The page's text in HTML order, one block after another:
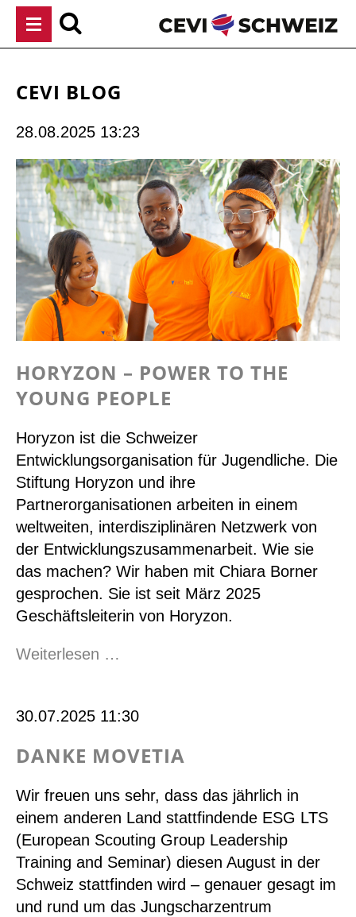
überspringen
CEVI BLOG
28.08.2025 13:23
HORYZON – POWER TO THE
YOUNG PEOPLE
Horyzon ist die Schweizer
Entwicklungsorganisation für Jugendliche. Die
Stiftung Horyzon und ihre
Partnerorganisationen arbeiten in einem
weltweiten, interdisziplinären Netzwerk von
der Entwicklungszusammenarbeit. Wie sie
das machen? Wir haben mit Chiara Borner
gesprochen. Sie ist seit März 2025
Geschäftsleiterin von Horyzon.
Weiterlesen …
to
young
people
30.07.2025 11:30
DANKE MOVETIA
Wir freuen uns sehr, dass das jährlich in
einem anderen Land stattfindende ESG LTS
(European Scouting Group Leadership
Training and Seminar) diesen August in der
Schweiz stattfinden wird – genauer gesagt im
und rund um das Jungscharzentrum